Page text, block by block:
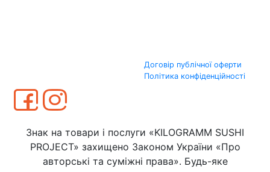
Договір публічної оферти
Політика конфіденційності
Знак на товари і послуги «KILOGRAMM SUSHI
PROJECT» захищено Законом України «Про
авторські та суміжні права». Будь-яке